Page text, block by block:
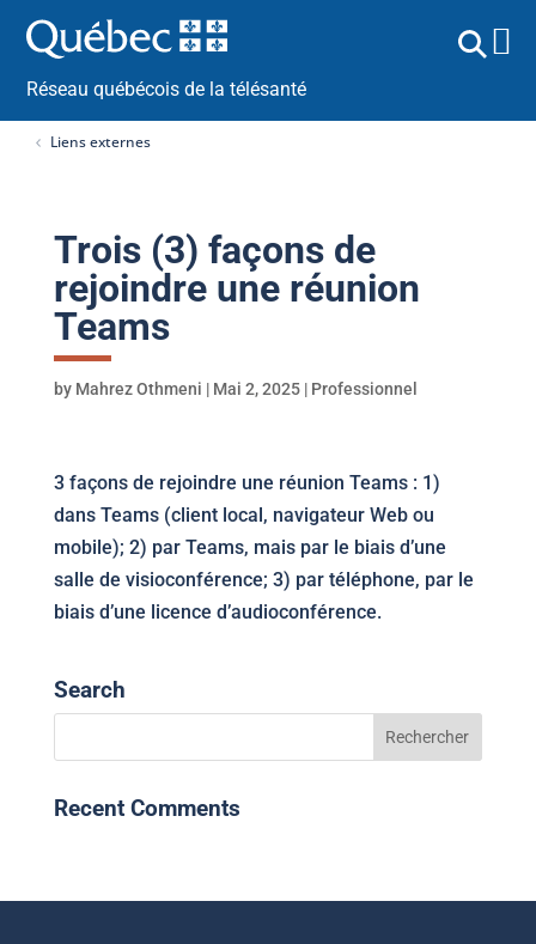
Réseau québécois de la télésanté
Liens externes
Trois (3) façons de
rejoindre une réunion
Teams
by Mahrez Othmeni | Mai 2, 2025| Professionnel
3 façons de rejoindre une réunion Teams : 1)
dans Teams (client local, navigateur Web ou
mobile); 2) par Teams, mais par le biais d’une
salle de visioconférence; 3) par téléphone, par le
biais d’une licence d’audioconférence.
Search
Recent Comments